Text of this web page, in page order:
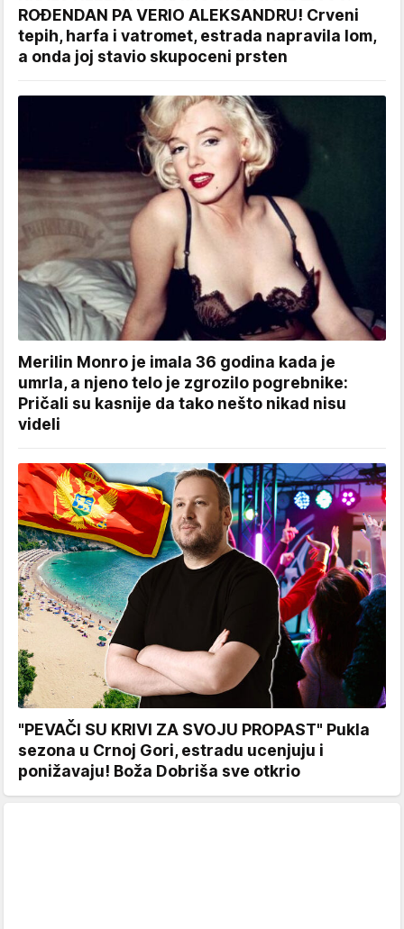
ROĐENDAN PA VERIO ALEKSANDRU! Crveni
tepih, harfa i vatromet, estrada napravila lom,
a onda joj stavio skupoceni prsten
Merilin Monro je imala 36 godina kada je
umrla, a njeno telo je zgrozilo pogrebnike:
Pričali su kasnije da tako nešto nikad nisu
videli
"PEVAČI SU KRIVI ZA SVOJU PROPAST" Pukla
sezona u Crnoj Gori, estradu ucenjuju i
ponižavaju! Boža Dobriša sve otkrio